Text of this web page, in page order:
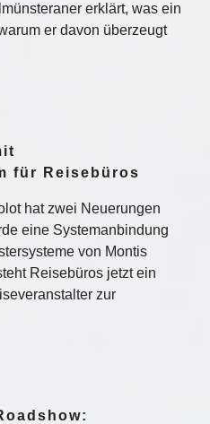
erklärt, was ein
er davon überzeugt
für Reisebüros
hat zwei Neuerungen
eine Systemanbindung
von Montis
Reisebüros jetzt ein
zur